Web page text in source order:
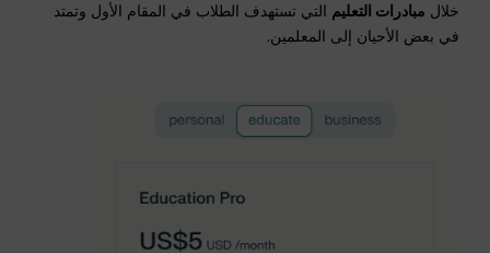
خلال مبادرات التعليم التي تستهدف الطلاب في المقام الأول وتمتد
في بعض الأحيان إلى المعلمين.